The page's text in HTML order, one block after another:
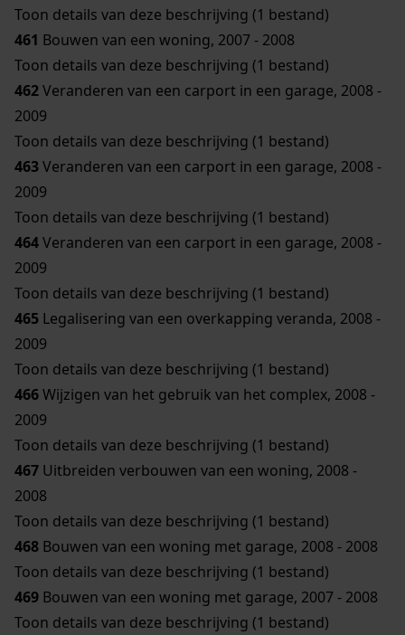
Toon details van deze beschrijving (1 bestand)
461 Bouwen van een woning, 2007 - 2008
Toon details van deze beschrijving (1 bestand)
462Veranderen van een carport in een garage, 2008 -
2009
Toon details van deze beschrijving (1 bestand)
463Veranderen van een carport in een garage, 2008 -
2009
Toon details van deze beschrijving (1 bestand)
464Veranderen van een carport in een garage, 2008 -
2009
Toon details van deze beschrijving (1 bestand)
465 Legalisering van een overkapping veranda, 2008 -
2009
Toon details van deze beschrijving (1 bestand)
466Wijzigen van het gebruik van het complex, 2008 -
2009
Toon details van deze beschrijving (1 bestand)
467 Uitbreiden verbouwen van een woning, 2008 -
2008
Toon details van deze beschrijving (1 bestand)
468 Bouwen van een woning met garage, 2008 - 2008
Toon details van deze beschrijving (1 bestand)
469 Bouwen van een woning met garage, 2007 - 2008
Toon details van deze beschrijving (1 bestand)